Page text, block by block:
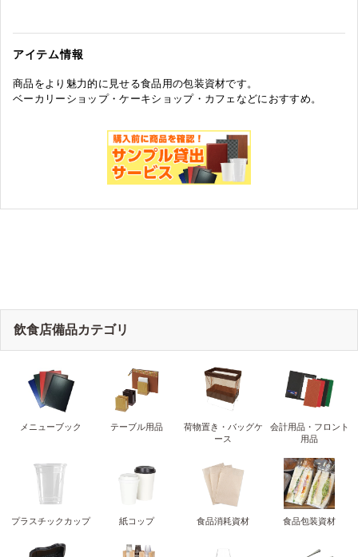
アイテム情報
商品をより魅力的に見せる食品用の包装資材です。
ベーカリーショップ・ケーキショップ・カフェなどにおすすめ。
飲食店備品カテゴリ
メニューブック テーブル用品
荷物置き・バッグケ
ース
会計用品・フロント
用品
プラスチックカップ 紙コップ 食品消耗資材 食品包装資材